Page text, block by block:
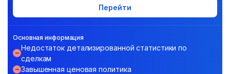
Основная информация
Недостаток детализированной статистики по
сделкам
Завышенная ценовая политика
Перейти